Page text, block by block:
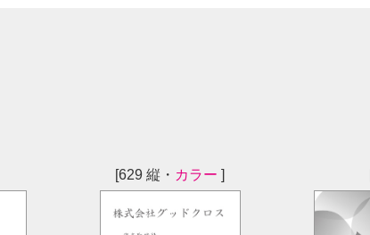
[629 縦・ カラー ]